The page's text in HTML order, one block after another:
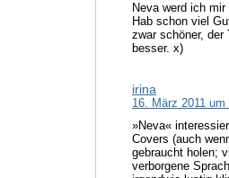
Neva werd ich
Hab schon viel
zwar schöner,
besser. x)
irina
16. März 2011 um
»Neva«
Covers (auch
gebraucht holen;
verborgene